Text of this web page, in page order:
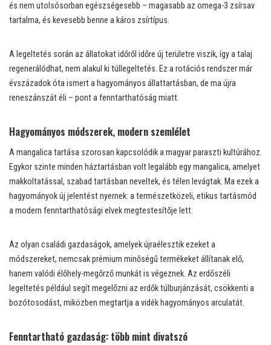
és nem utolsósorban egészségesebb – magasabb az omega-3 zsírsav
tartalma, és kevesebb benne a káros zsírtípus.
A legeltetés során az állatokat időről időre új területre viszik, így a talaj
regenerálódhat, nem alakul ki túllegeltetés. Ez a rotációs rendszer már
évszázadok óta ismert a hagyományos állattartásban, de ma újra
reneszánszát éli – pont a fenntarthatóság miatt.
Hagyományos módszerek, modern szemlélet
A mangalica tartása szorosan kapcsolódik a magyar paraszti kultúrához.
Egykor szinte minden háztartásban volt legalább egy mangalica, amelyet
makkoltatással, szabad tartásban neveltek, és télen levágtak. Ma ezek a
hagyományok új jelentést nyernek: a természetközeli, etikus tartásmód
a modern fenntarthatósági elvek megtestesítője lett.
Az olyan családi gazdaságok, amelyek újraélesztik ezeket a
módszereket, nemcsak prémium minőségű termékeket állítanak elő,
hanem valódi élőhely-megőrző munkát is végeznek. Az erdőszéli
legeltetés például segít megelőzni az erdők túlburjánzását, csökkenti a
bozótosodást, miközben megtartja a vidék hagyományos arculatát.
Fenntartható gazdaság: több mint divatszó